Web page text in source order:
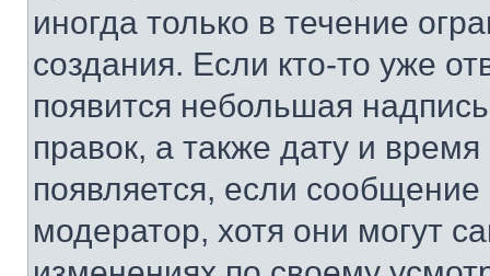
иногда только в течение
создания. Если кто-то уже
появится небольшая
правок, а также дату и
появляется, если
модератор, хотя они могут